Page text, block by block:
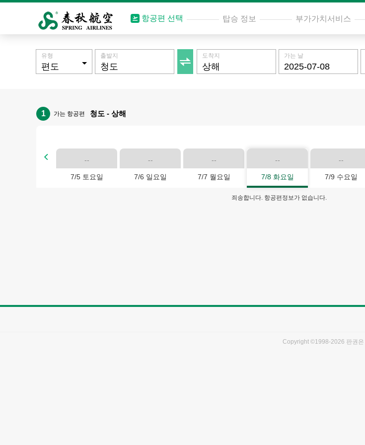
항공편 선택 탑승 정보 부가가치서비스

유형 출발지 도착지 가는 날
1 가는 항공편 청도 - 상해
 --
7/5 토요일
--
7/6 일요일
--
7/7 월요일
--
7/8 화요일
--
7/9 수요일
죄송합니다. 항공편정보가 없습니다.
Copyright ©1998-2026 판권은